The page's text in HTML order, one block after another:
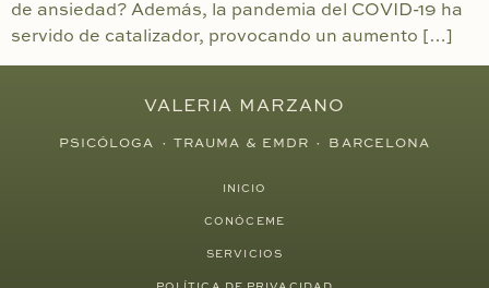
de ansiedad? Además, la pandemia del COVID-19 ha
servido de catalizador, provocando un aumento […]
VALERIA MARZANO
PSICÓLOGA · TRAUMA & EMDR · BARCELONA
INICIO
CONÓCEME
SERVICIOS